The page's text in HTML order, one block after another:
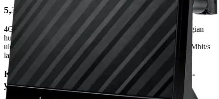
5,3x nopeampi 4G LTE -nopeus
4G-N16:n avulla arvostat 4G LTE -mobiililaajakaistateknologian
huimaa nopeutta, etenkin jos asut perinteisen laajakaistan
ulottumattomissa. Se pystyy jopa 150 Mbit/s latauksiin ja 50 Mbit/s
latauksiin.
Kaapelivapaa 3G/4G WAN ja 300 Mbps Wi-Fi-
yhteys